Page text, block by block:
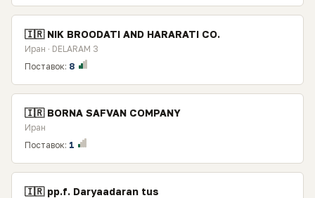
🇮🇷 NIK BROODATI AND HARARATI CO.
Иран · DELARAM 3
Поставок: 8
🇮🇷 BORNA SAFVAN COMPANY
Иран
Поставок: 1
🇮🇷 pp.f. Daryaadaran tus